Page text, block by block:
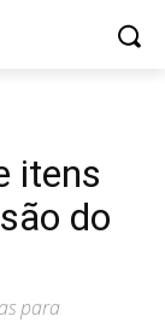
itens
do
para